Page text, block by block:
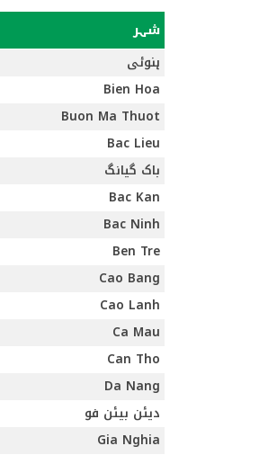
شہر
ہنوئی
Bien Hoa
Buon Ma Thuot
Bac Lieu
باک گیانگ
Bac Kan
Bac Ninh
Ben Tre
Cao Bang
Cao Lanh
Ca Mau
Can Tho
Da Nang
دیئن بیئن فو
Gia Nghia